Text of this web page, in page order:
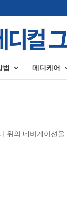
법 메디케어
위의 네비게이션